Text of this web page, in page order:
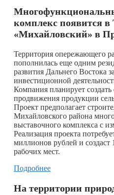
комплекс появится
«Михайловский» в
Территория опережающего
пополнилась еще одним
развития Дальнего Востока
инвестиционной
Компания планирует
продвижения продукции
Проект предполагает
Михайловского района
выставочного комплекса с
Реализация проекта
миллионов рублей и создаст
рабочих мест.
Подробнее
На территории